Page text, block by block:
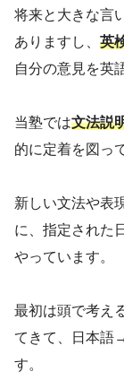
将来と大きな言
ありますし、 英
自分の意見を英
当塾では文法説
的に定着を図っ
新しい文法や表
に、指定された
やっています。
最初は頭で考え
てきて、日本語
す。